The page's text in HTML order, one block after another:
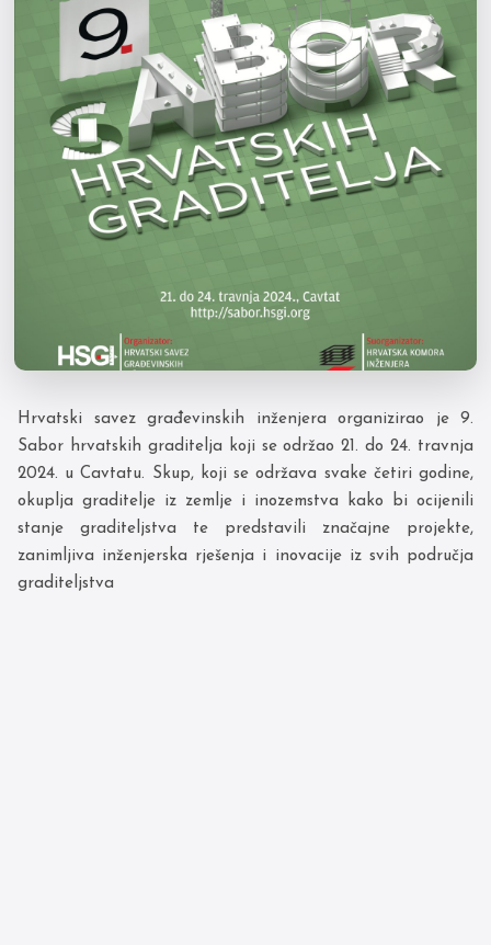
Hrvatski savez građevinskih inženjera organizirao je 9.
Sabor hrvatskih graditelja koji se održao 21. do 24. travnja
2024. u Cavtatu. Skup, koji se održava svake četiri godine,
okuplja graditelje iz zemlje i inozemstva kako bi ocijenili
stanje graditeljstva te predstavili značajne projekte,
zanimljiva inženjerska rješenja i inovacije iz svih područja
graditeljstva